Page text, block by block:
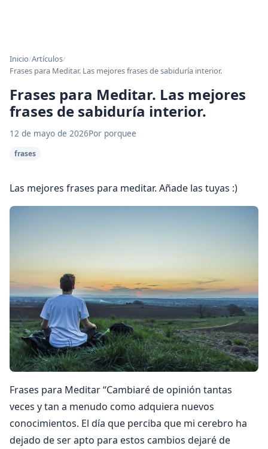
Inicio/Artículos/
Frases para Meditar. Las mejores frases de sabiduría interior.
Frases para Meditar. Las mejores
frases de sabiduría interior.
12 de mayo de 2026Por porquee
frases
Las mejores frases para meditar. Añade las tuyas :)
Frases para Meditar “Cambiaré de opinión tantas
veces y tan a menudo como adquiera nuevos
conocimientos. El día que perciba que mi cerebro ha
dejado de ser apto para estos cambios dejaré de